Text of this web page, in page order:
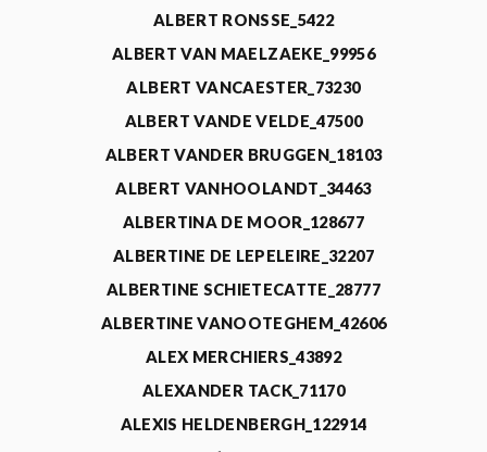
ALBERT RONSSE_5422
ALBERT VAN MAELZAEKE_99956
ALBERT VANCAESTER_73230
ALBERT VANDE VELDE_47500
ALBERT VANDER BRUGGEN_18103
ALBERT VANHOOLANDT_34463
ALBERTINA DE MOOR_128677
ALBERTINE DE LEPELEIRE_32207
ALBERTINE SCHIETECATTE_28777
ALBERTINE VANOOTEGHEM_42606
ALEX MERCHIERS_43892
ALEXANDER TACK_71170
ALEXIS HELDENBERGH_122914